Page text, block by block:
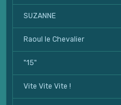
SUZANNE
Raoul le Chevalier
"15"
Vite Vite Vite !